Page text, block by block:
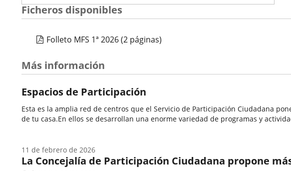
Ficheros disponibles
Folleto MFS 1ª 2026(2 páginas)
Más información
Espacios de Participación
Esta es la amplia red de centros que el Servicio de Participación Ciudadana
de tu casa.En ellos se desarrollan una enorme variedad de programas y
La Concejalía de Participación Ciudadana propone
11 de febrero de 2026